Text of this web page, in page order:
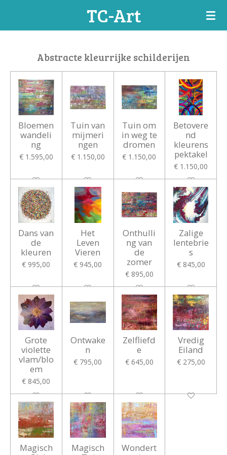
hoofdinhoud
TC-Art
Abstracte kleurrijke schilderijen
Bloemen
wandeli
ng
€ 1.595,00
Tuin van
mijmeri
ngen
€ 1.150,00
Tuin om
in weg te
dromen
€ 1.150,00
Betovere
nd
kleurens
pektakel
€ 1.150,00
Dans van
de
kleuren
€ 995,00
Het
Leven
Vieren
€ 945,00
Onthulli
ng van
de
zomer
€ 895,00
Zalige
lentebrie
s
€ 845,00
Grote
violette
vlam/blo
em
€ 845,00
Ontwake
n
€ 795,00
Zelfliefd
e
€ 645,00
Vredig
Eiland
€ 275,00
Magisch
Magisch
Wondert